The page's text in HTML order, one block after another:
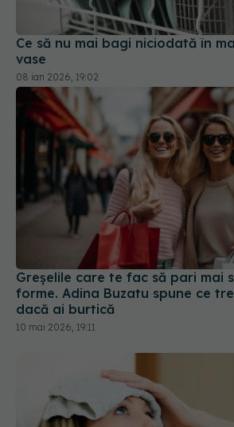
Ce să nu mai bagi niciodată în
vase
08 ian 2026, 19:02
Greșelile care te fac să pari mai
forme. Adina Buzatu spune ce
dacă ai burtică
10 mai 2026, 19:11